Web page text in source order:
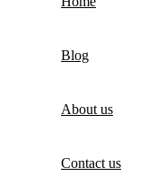
Blog
About us
Contact us